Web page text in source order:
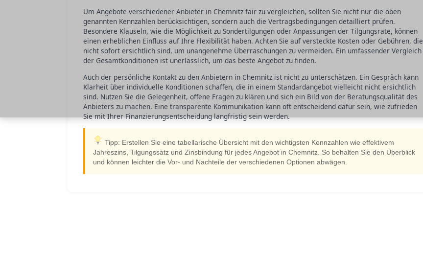
Um Angebote verschiedener Anbieter in Chemnitz fair zu vergleichen, sollten Sie nicht nur die oben
genannten Kennzahlen berücksichtigen, sondern auch die Vertragsbedingungen detailliert prüfen.
Besondere Klauseln, wie die Möglichkeit zu Sondertilgungen oder Anpassungen der Tilgungsrate, können
einen erheblichen Einfluss auf Ihre Flexibilität haben. Achten Sie auf versteckte Kosten oder Gebühren, die
nicht sofort ersichtlich sind, um unangenehme Überraschungen zu vermeiden. Ein umfassender Vergleich
der Gesamtkonditionen ist unerlässlich, um das beste Angebot zu finden.
Auch der persönliche Kontakt zu den Anbietern in Chemnitz ist nicht zu unterschätzen. Ein Gespräch kann
Klarheit über individuelle Konditionen schaffen, die in einem Standardangebot vielleicht nicht ersichtlich
sind. Nutzen Sie die Gelegenheit, offene Fragen zu klären und sich ein Bild von der Beratungsqualität des
Anbieters zu machen. Eine transparente Kommunikation kann oft entscheidend dafür sein, wie zufrieden
Sie mit Ihrer Finanzierungsentscheidung langfristig sein werden.
Tipp: Erstellen Sie eine tabellarische Übersicht mit den wichtigsten Kennzahlen wie effektivem
Jahreszins, Tilgungssatz und Zinsbindung für jedes Angebot in Chemnitz. So behalten Sie den Überblick
und können leichter die Vor- und Nachteile der verschiedenen Optionen abwägen.